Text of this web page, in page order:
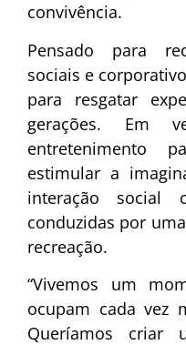
convivência.
Pensado para
sociais e
para resgatar
gerações. Em
entretenimento
estimular a
interação social
conduzidas por
recreação.
“Vivemos um
ocupam cada vez
Queríamos criar